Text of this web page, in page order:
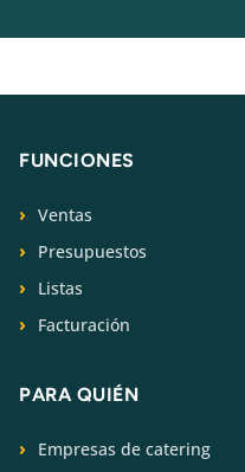
FUNCIONES
Ventas
Presupuestos
Listas
Facturación
PARA QUIÉN
Empresas de catering